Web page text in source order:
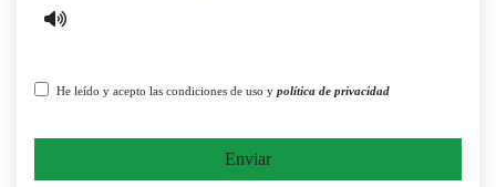
He leído y acepto las condiciones de uso y política de privacidad
Enviar